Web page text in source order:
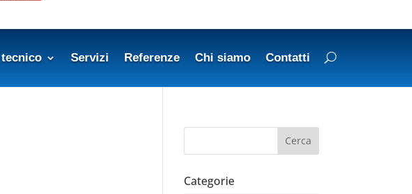
Servizi Referenze Chi siamo Contatti
Categorie